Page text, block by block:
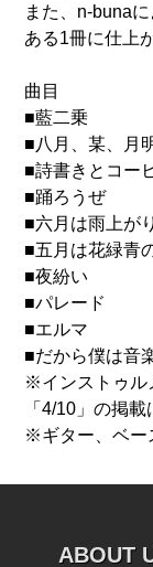
また、n-buna
ある1冊に仕上
曲目
■藍二乗
■八月、某、月
■詩書きとコー
■踊ろうぜ
■六月は雨上が
■五月は花緑青
■夜紛い
■パレード
■エルマ
■だから僕は音
※インストゥル
「4/10」の掲
※ギター、ベー
ABOUT